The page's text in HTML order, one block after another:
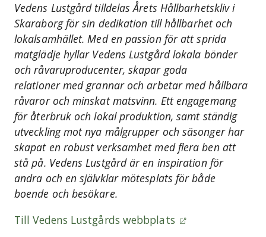
Vedens Lustgård tilldelas Årets Hållbarhetskliv i
Skaraborg för sin dedikation till hållbarhet och
lokalsamhället. Med en passion för att sprida
matglädje hyllar Vedens Lustgård lokala bönder
och råvaruproducenter, skapar goda
relationer med grannar och arbetar med hållbara
råvaror och minskat matsvinn. Ett engagemang
för återbruk och lokal produktion, samt ständig
utveckling mot nya målgrupper och säsonger har
skapat en robust verksamhet med flera ben att
stå på. Vedens Lustgård är en inspiration för
andra och en självklar mötesplats för både
boende och besökare.
Till Vedens Lustgårds webbplats